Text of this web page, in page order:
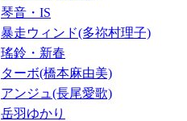
琴音・IS
暴走ウィンド(多祢村理子)
瑤鈴・新春
ターボ(橋本麻由美)
アンジュ(長尾愛歌)
岳羽ゆかり